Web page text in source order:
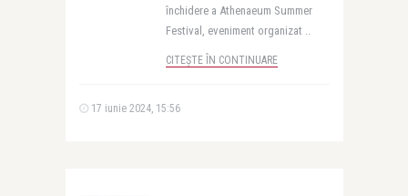
închidere a Athenaeum Summer
Festival, eveniment organizat ..
CITEȘTE ÎN CONTINUARE
17 iunie 2024, 15:56